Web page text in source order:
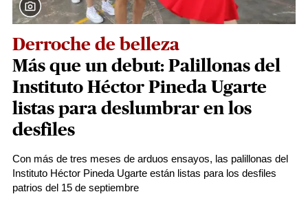
Derroche de belleza
Más que un debut: Palillonas del
Instituto Héctor Pineda Ugarte
listas para deslumbrar en los
desfiles
Con más de tres meses de arduos ensayos, las palillonas del
Instituto Héctor Pineda Ugarte están listas para los desfiles
patrios del 15 de septiembre